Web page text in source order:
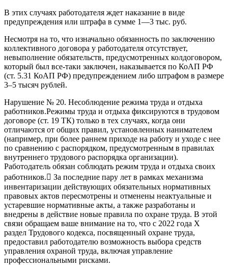
В этих случаях работодателя ждет наказание в виде
предупреждения или штрафа в сумме 1—3 тыс. руб.
Несмотря на то, что изначально обязанность по заключению
коллективного договора у работодателя отсутствует,
невыполнение обязательств, предусмотренных колдоговором,
который был все-таки заключен, наказывается по КоАП РФ
(ст. 5.31 КоАП РФ) предупреждением либо штрафом в размере
3–5 тысяч рублей.
Нарушение № 20. Несоблюдение режима труда и отдыха
работников.Режимы труда и отдыха фиксируются в трудовом
договоре (ст. 19 ТК) только в тех случаях, когда они
отличаются от общих правил, установленных нанимателем
(например, при более раннем приходе на работу и уходе с нее
по сравнению с распорядком, предусмотренным в правилах
внутреннего трудового распорядка организации).
Работодатель обязан соблюдать режим труда и отдыха своих
работников. За последние пару лет в рамках механизма
инвентаризации действующих обязательных нормативных
правовых актов пересмотрены и отменены неактуальные и
устаревшие нормативные акты, а также разработаны и
внедрены в действие новые правила по охране труда. В этой
связи обращаем ваше внимание на то, что с 2022 года X
раздел Трудового кодекса, посвященный охране труда,
предоставил работодателю возможность выбора средств
управления охраной труда, включая управление
профессиональными рисками.